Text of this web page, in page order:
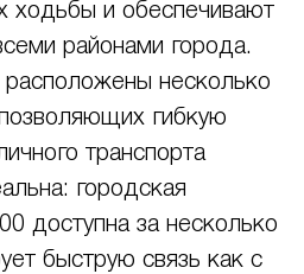
ходьбы и обеспечивают
районами города.
несколько
гибкую
транспорта
городская
доступна за несколько
быструю связь как с